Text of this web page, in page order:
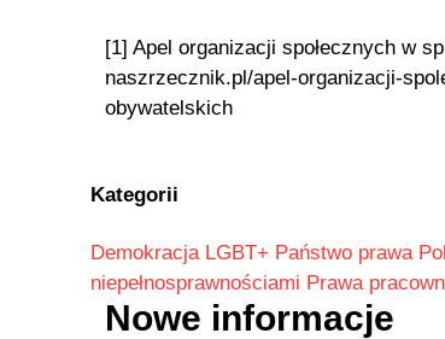
[1] Apel organizacji społecznych w
naszrzecznik.pl/apel-organizacji-
obywatelskich
Kategorii
Demokracja LGBT+ Państwo prawa
niepełnosprawnościami Prawa
Nowe informacje